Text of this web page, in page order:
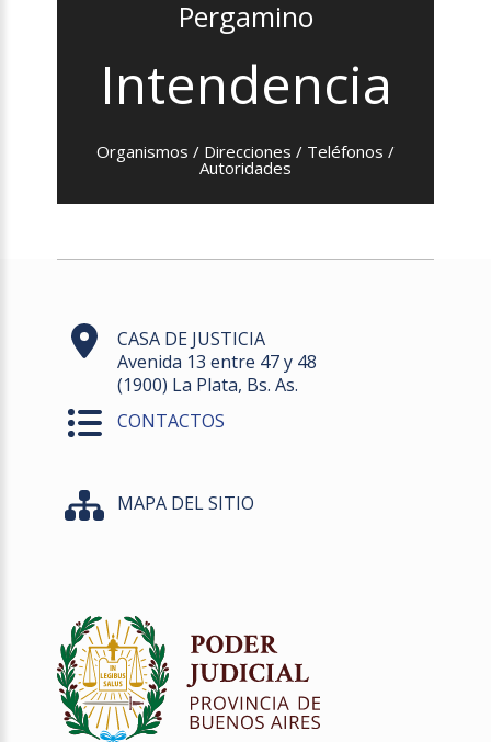
Pergamino
Intendencia
Organismos / Direcciones / Teléfonos /
Autoridades
CASA DE JUSTICIA
Avenida 13 entre 47 y 48
(1900) La Plata, Bs. As.
CONTACTOS
MAPA DEL SITIO